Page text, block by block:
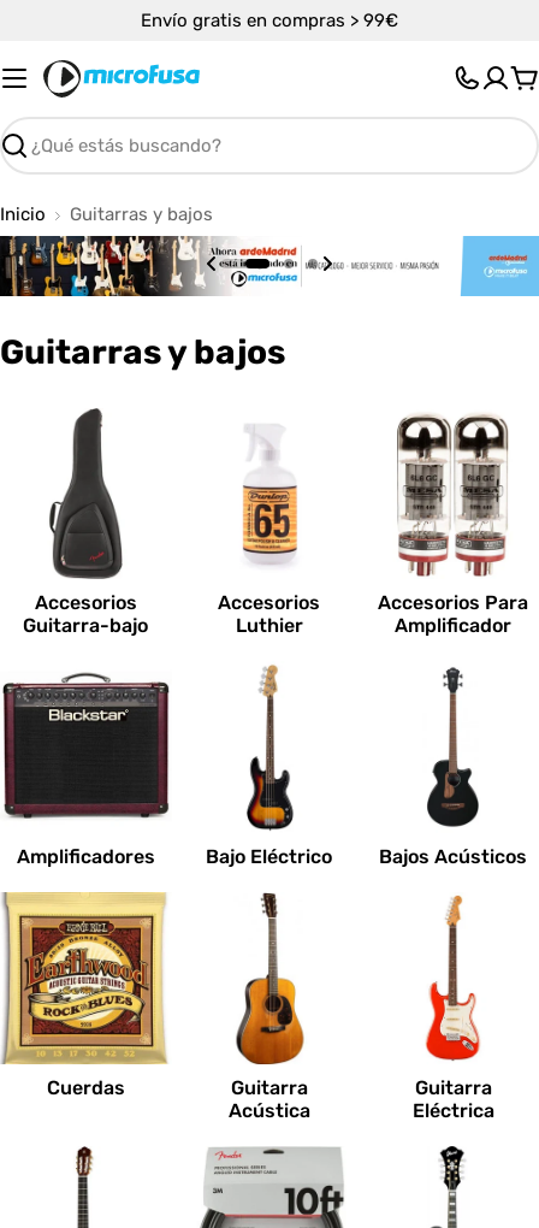
contenido
Envío gratis en compras > 99€
Buscar
Inicio Guitarras y bajos
C
e
s
:
Guitarras y bajos
Accesorios
Guitarra-bajo
Accesorios
Luthier
Accesorios Para
Amplificador
Amplificadores Bajo Eléctrico Bajos Acústicos
Cuerdas
Guitarra
Acústica
Guitarra
Eléctrica